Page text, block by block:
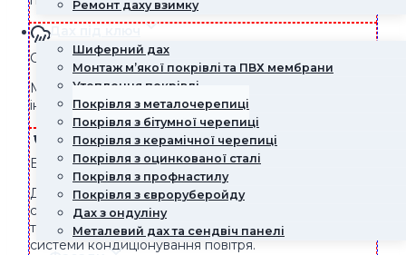
Ремонт даху взимку
Дах під ключ
Шиферний дах
Монтаж м’якої покрівлі та ПВХ мембрани
Утеплення покрівлі
Покрівля з металочерепиці
Покрівля з бітумної черепиці
Покрівля з керамічної черепиці
Покрівля з оцинкованої сталі
Покрівля з профнастилу
Покрівля з євроруберойду
Дах з ондуліну
Металевий дах та сендвіч панелі
Стійкість до екстремальних погодних умов
Металочерепиця стійка до граду, вітру, снігу та
інших атмосферних чинників.
Енергоефективність
Деякі види металочерепиці можуть бути покриті
спеціальними покриттями, які відбивають сонячне
тепло, що допомагає знизити навантаження на
системи кондиціонування повітря.